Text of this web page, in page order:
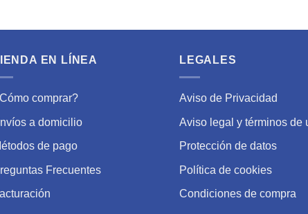
EN LÍNEA
comprar?
a domicilio
de pago
Frecuentes
LEGALES
Aviso de Privacidad
Aviso legal y términos de
Protección de datos
Política de cookies
Condiciones de compra